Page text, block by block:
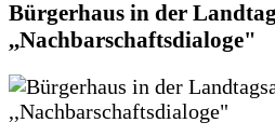
Bürgerhaus in der
,,Nachbarschaftsdialoge"